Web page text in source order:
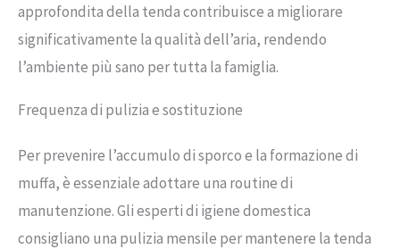
approfondita della tenda contribuisce a migliorare
significativamente la qualità dell’aria, rendendo
l’ambiente più sano per tutta la famiglia.
Frequenza di pulizia e sostituzione
Per prevenire l’accumulo di sporco e la formazione di
muffa, è essenziale adottare una routine di
manutenzione. Gli esperti di igiene domestica
consigliano una pulizia mensile per mantenere la tenda